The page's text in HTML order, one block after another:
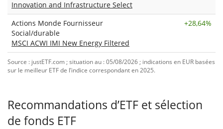
Innovation and Infrastructure Select
Actions Monde Fournisseur
Social/durable
MSCI ACWI IMI New Energy Filtered
+28,64%
Source : justETF.com ; situation au : 05/08/2026 ; indications en EUR basées
sur le meilleur ETF de l’indice correspondant en 2025.
Recommandations d’ETF et sélection
de fonds ETF